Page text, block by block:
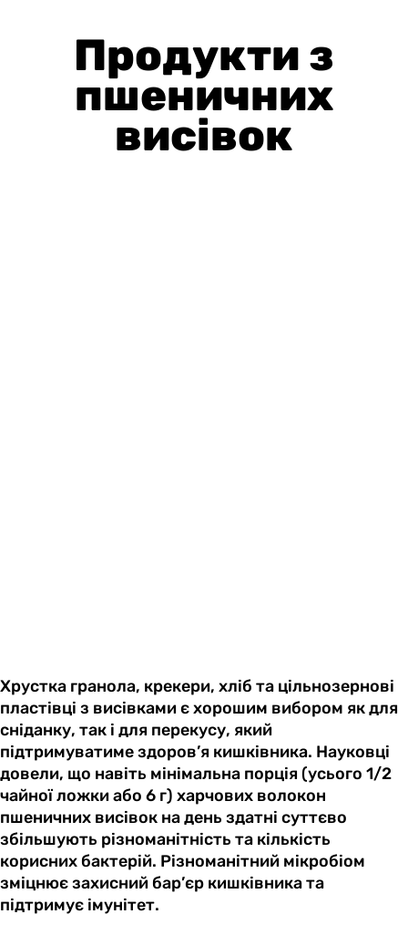
Продукти з
пшеничних
висівок
Хрустка гранола, крекери, хліб та цільнозернові
пластівці з висівками є хорошим вибором як для
сніданку, так і для перекусу, який
підтримуватиме здоров’я кишківника. Науковці
довели, що навіть мінімальна порція (усього 1/2
чайної ложки або 6 г) харчових волокон
пшеничних висівок на день здатні суттєво
збільшують різноманітність та кількість
корисних бактерій. Різноманітний мікробіом
зміцнює захисний бар’єр кишківника та
підтримує імунітет.